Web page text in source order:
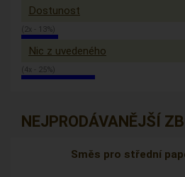
Dostunost
(2x - 13%)
Nic z uvedeného
(4x - 25%)
NEJPRODÁVANĚJŠÍ
Směs pro střední